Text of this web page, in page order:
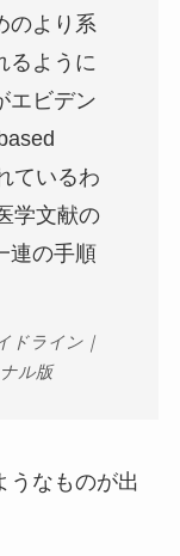
のより系
るように
エビデン
ているわ
学文献の
連の手順
ドライン｜
ル版
うなものが出